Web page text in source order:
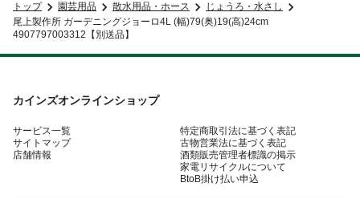
トップ 園芸用品 散水用品・ホース
じょうろ・水さし
尾上製作所 ガーデニングジョーロ4L (幅)79(奥)19(高)24cm
4907797003312【別送品】
カインズオンラインショップ
サービス一覧
サイトマップ
店舗情報
特定商取引法に基づく表記
古物営業法に基づく表記
酒類販売管理者標識の掲示
家電リサイクルについて
BtoB掛け払い申込